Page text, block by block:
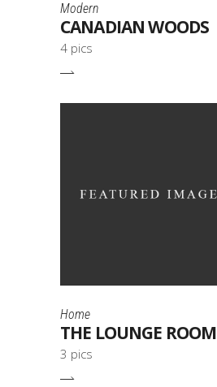
Modern
CANADIAN WOODS
4 pics
Home
THE LOUNGE ROOM
3 pics